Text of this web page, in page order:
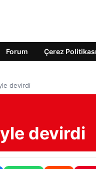
Forum Çerez Politikası
devirdi
devirdi